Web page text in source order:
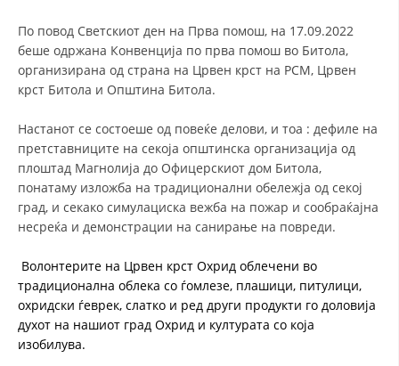
ЧЛЕНСТВО ВО ПРОФЕСИОНАЛНИ ТЕЛА
СТАТУТ НА ЦКРМ
РАКОВОДЕН ОДБОР
СОБРАНИЕ
По повод Светскиот ден на Прва помош, на 17.09.2022
беше одржана Конвенција по прва помош во Битола,
организирана од страна на Црвен крст на РСМ, Црвен
крст Битола и Општина Битола.
Настанот се состоеше од повеќе делови, и тоа : дефиле на
претставниците на секоја општинска организација од
плоштад Магнолија до Офицерскиот дом Битола,
понатаму изложба на традиционални обележја од секој
град, и секако симулациска вежба на пожар и сообраќајна
несреќа и демонстрации на санирање на повреди.
Волонтерите на Црвен крст Охрид облечени во
традиционална облека со ѓомлезе, плашици, питулици,
охридски ѓеврек, слатко и ред други продукти го доловија
духот на нашиот град Охрид и културата со која
изобилува.